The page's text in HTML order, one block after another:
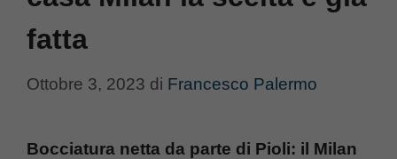
fatta
Ottobre 3, 2023 di Francesco Palermo
Bocciatura netta da parte di Pioli: il Milan